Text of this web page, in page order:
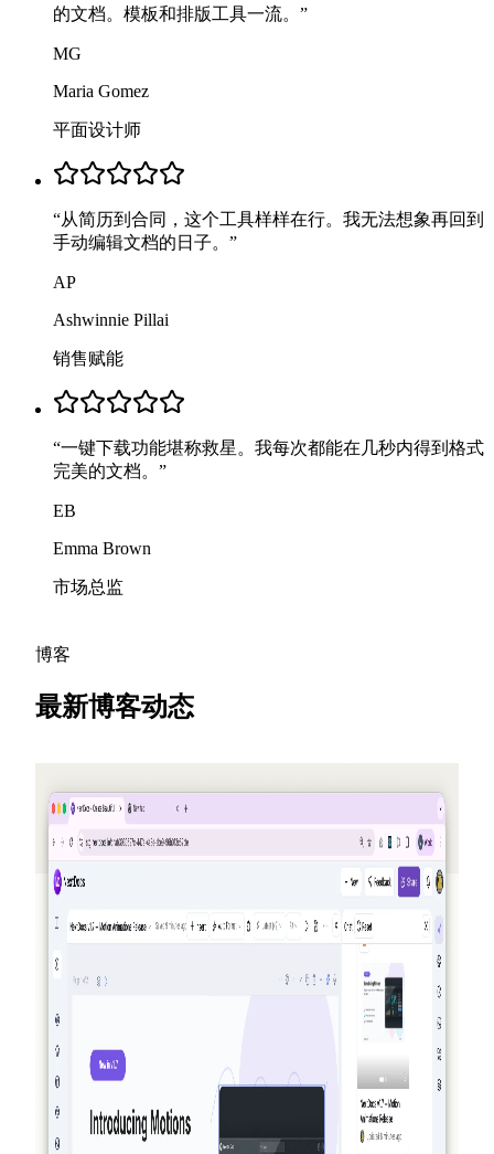
的文档。模板和排版工具一流。 ”
MG
Maria Gomez
平面设计师
“从简历到合同，这个工具样样在行。我无法想象再回到
手动编辑文档的日子。 ”
AP
Ashwinnie Pillai
销售赋能
“一键下载功能堪称救星。我每次都能在几秒内得到格式
完美的文档。 ”
EB
Emma Brown
市场总监
博客
最新博客动态
邀请朋友，赚取积分 — NextDocs v1.10
一个全新的推荐计划，在每次有人注册时为你和你的朋
友赚取积分 — 每月最高可达 50 美元。此外还将新增公
开的 Offers 页、面向 Pro+ 与 Ultra 的 Premium 模型，以
及对 AI Memory 的补充回顾。
阅读更多
2026-03-27
真正具备代理性：NextDocs 如何创建、验证
并改进你的文档与演示文稿